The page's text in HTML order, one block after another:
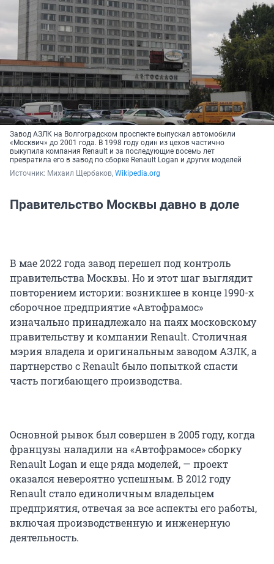
Завод АЗЛК на Волгоградском проспекте выпускал автомобили
«Москвич» до 2001 года. В 1998 году один из цехов частично
выкупила компания Renault и за последующие восемь лет
превратила его в завод по сборке Renault Logan и других моделей
Источник: Михаил Щербаков, Wikipedia.org
Правительство Москвы давно в доле
В мае 2022 года завод перешел под контроль
правительства Москвы. Но и этот шаг выглядит
повторением истории: возникшее в конце 1990-х
сборочное предприятие «Автофрамос»
изначально принадлежало на паях московскому
правительству и компании Renault. Столичная
мэрия владела и оригинальным заводом АЗЛК, а
партнерство с Renault было попыткой спасти
часть погибающего производства.
Основной рывок был совершен в 2005 году, когда
французы наладили на «Автофрамосе» сборку
Renault Logan и еще ряда моделей, — проект
оказался невероятно успешным. В 2012 году
Renault стало единоличным владельцем
предприятия, отвечая за все аспекты его работы,
включая производственную и инженерную
деятельность.